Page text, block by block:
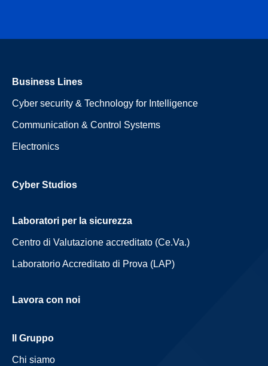
Business Lines
Cyber security & Technology for Intelligence
Communication & Control Systems
Electronics
Cyber Studios
Laboratori per la sicurezza
Centro di Valutazione accreditato (Ce.Va.)
Laboratorio Accreditato di Prova (LAP)
Lavora con noi
Il Gruppo
Chi siamo